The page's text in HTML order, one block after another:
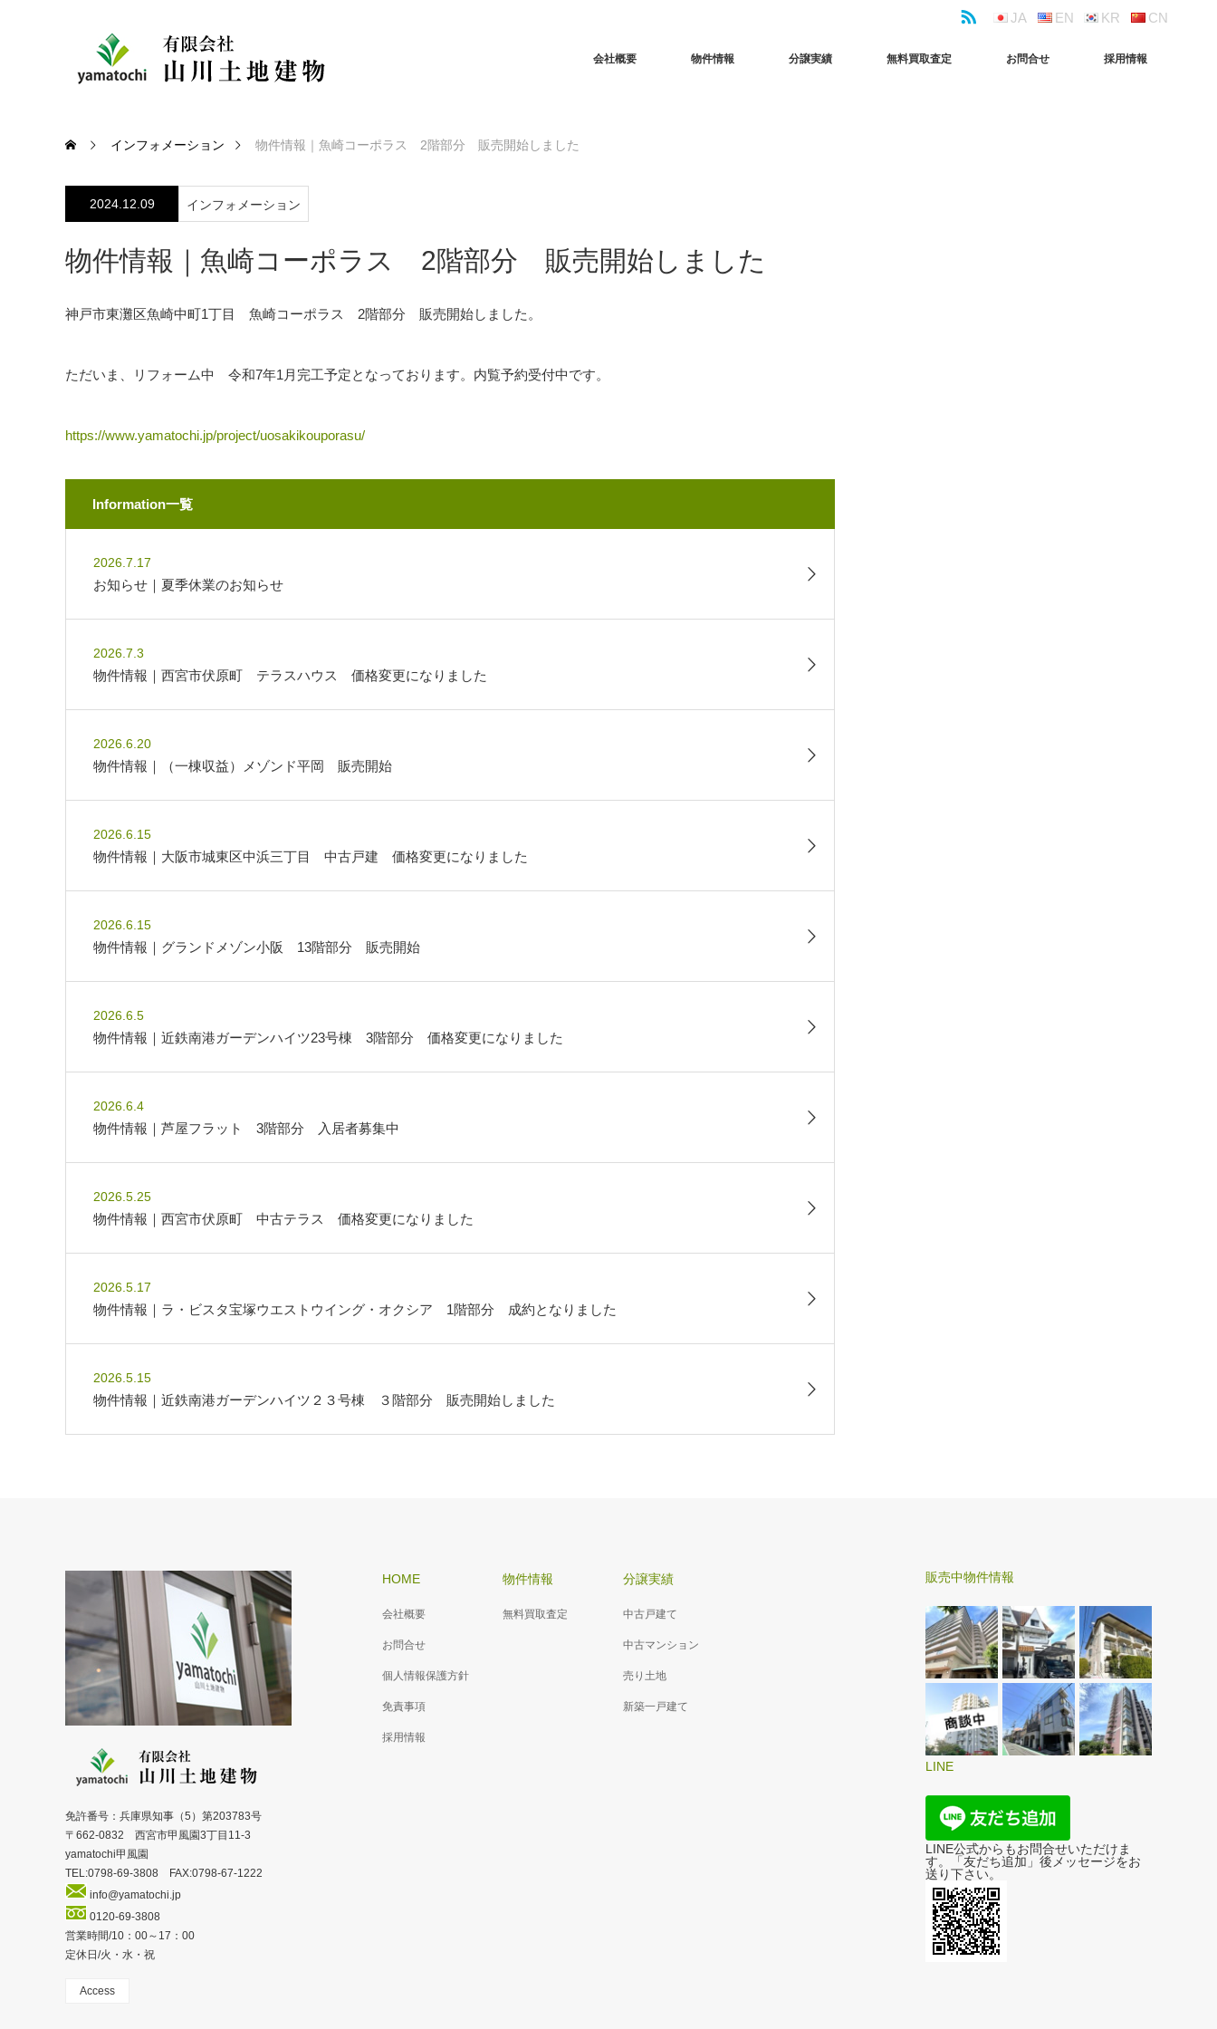
EN
JA KR CN
会社概要 物件情報 分譲実績 無料買取査定 お問合せ 採用情報
インフォメーション 物件情報｜魚崎コーポラス 2階部分 販売開始しました
2024.12.09 インフォメーション
物件情報｜魚崎コーポラス 2階部分 販売開始しました
神戸市東灘区魚崎中町1丁目 魚崎コーポラス 2階部分 販売開始しました。
ただいま、リフォーム中 令和7年1月完工予定となっております。内覧予約受付中です。
https://www.yamatochi.jp/project/uosakikouporasu/
Information一覧
2026.7.17
お知らせ｜夏季休業のお知らせ
2026.7.3
物件情報｜西宮市伏原町 テラスハウス 価格変更になりました
2026.6.20
物件情報｜（一棟収益）メゾンド平岡 販売開始
2026.6.15
物件情報｜大阪市城東区中浜三丁目 中古戸建 価格変更になりました
2026.6.15
物件情報｜グランドメゾン小阪 13階部分 販売開始
2026.6.5
物件情報｜近鉄南港ガーデンハイツ23号棟 3階部分 価格変更になりました
2026.6.4
物件情報｜芦屋フラット 3階部分 入居者募集中
2026.5.25
物件情報｜西宮市伏原町 中古テラス 価格変更になりました
2026.5.17
物件情報｜ラ・ビスタ宝塚ウエストウイング・オクシア 1階部分 成約となりました
2026.5.15
物件情報｜近鉄南港ガーデンハイツ２３号棟 ３階部分 販売開始しました
HOME
会社概要
お問合せ
個人情報保護方針
免責事項
採用情報
物件情報
無料買取査定
分譲実績
中古戸建て
中古マンション
売り土地
新築一戸建て
販売中物件情報
LINE
LINE公式からもお問合せいただけま
す。「友だち追加」後メッセージをお
送り下さい。
免許番号：兵庫県知事（5）第203783号
〒662-0832 西宮市甲風園3丁目11-3
yamatochi甲風園
TEL:0798-69-3808 FAX:0798-67-1222
info@yamatochi.jp
0120-69-3808
営業時間/10：00～17：00
定休日/火・水・祝
Access